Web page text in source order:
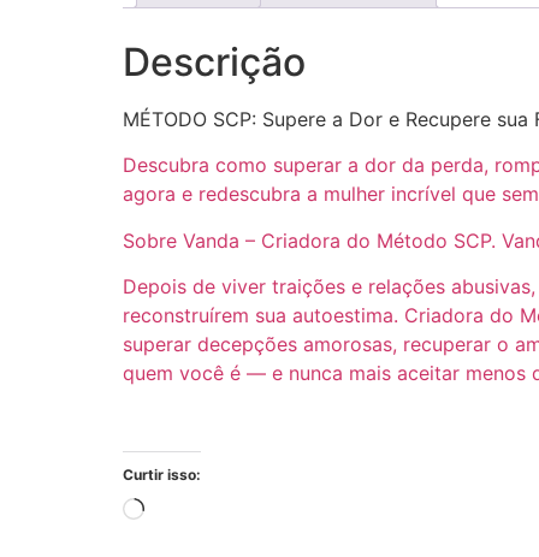
Descrição
MÉTODO SCP: Supere a Dor e Recupere sua
Descubra como superar a dor da perda,
agora e redescubra a mulher incrível que
Sobre Vanda – Criadora do Método SCP.
Depois de viver traições e relações
reconstruírem sua autoestima. Criadora do
superar decepções amorosas, recuperar o
quem você é — e nunca mais aceitar menos
Curtir isso: